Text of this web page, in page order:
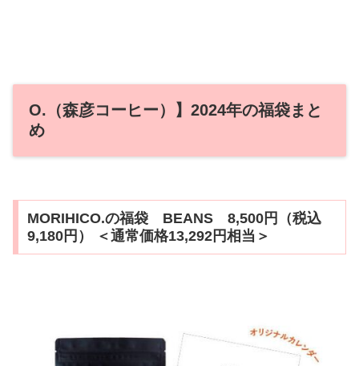
O.（森彦コーヒー）】2024年の福袋まと
め
MORIHICO.の福袋 BEANS 8,500円（税込
9,180円） ＜通常価格13,292円相当＞